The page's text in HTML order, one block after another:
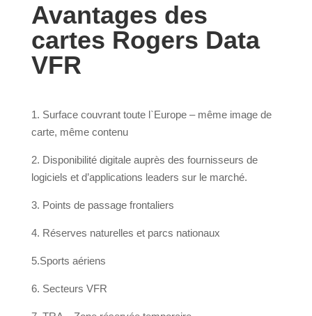
Avantages des
cartes Rogers Data
VFR
1. Surface couvrant toute l`Europe – même image de
carte, même contenu
2. Disponibilité digitale auprès des fournisseurs de
logiciels et d’applications leaders sur le marché.
3. Points de passage frontaliers
4. Réserves naturelles et parcs nationaux
5.Sports aériens
6. Secteurs VFR